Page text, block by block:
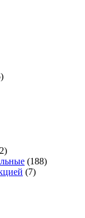
(188)
(7)